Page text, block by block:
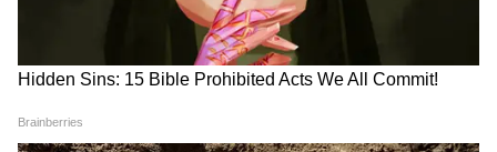
NEET PG 2026 में बड़े बदलाव!
शिफ्ट से लेकर समय, शहर और
किसे होगी जेल? कितना जुर्माना?